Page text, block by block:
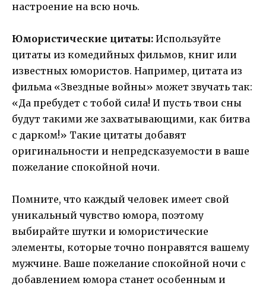
настроение на всю ночь.
Юмористические цитаты: Используйте
цитаты из комедийных фильмов, книг или
известных юмористов. Например, цитата из
фильма «Звездные войны» может звучать так:
«Да пребудет с тобой сила! И пусть твои сны
будут такими же захватывающими, как битва
с дарком!» Такие цитаты добавят
оригинальности и непредсказуемости в ваше
пожелание спокойной ночи.
Помните, что каждый человек имеет свой
уникальный чувство юмора, поэтому
выбирайте шутки и юмористические
элементы, которые точно понравятся вашему
мужчине. Ваше пожелание спокойной ночи с
добавлением юмора станет особенным и